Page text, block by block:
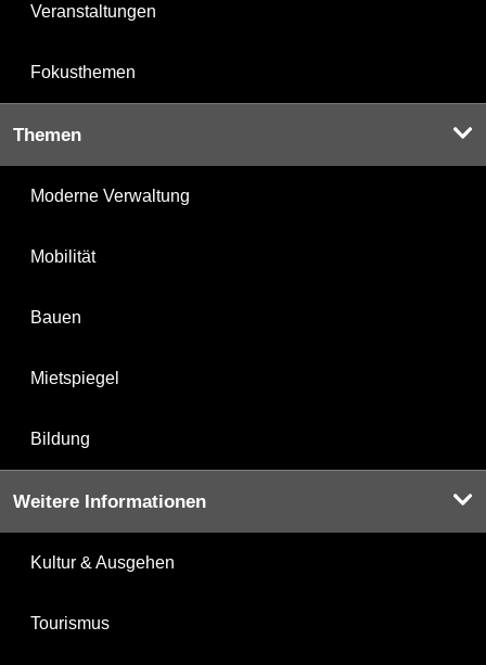
Veranstaltungen
Fokusthemen
Themen
Moderne Verwaltung
Mobilität
Bauen
Mietspiegel
Bildung
Weitere Informationen
Kultur & Ausgehen
Tourismus